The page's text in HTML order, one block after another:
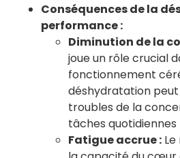
Conséquences de la
performance :
Diminution de la
joue un rôle crucial
fonctionnement
déshydratation
troubles de la
tâches quotidiennes
Fatigue accrue :